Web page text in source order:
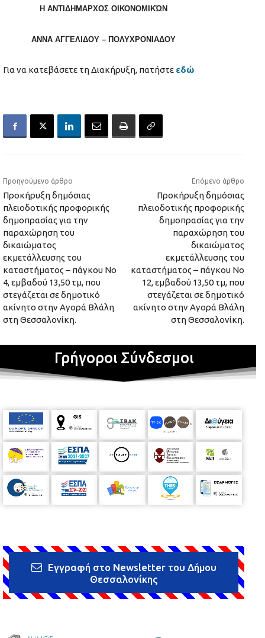
Η ΑΝΤΙΔΗΜΑΡΧΟΣ ΟΙΚΟΝΟΜΙΚΏΝ
ΑΝΝΑ ΑΓΓΕΛΙΔΟΥ – ΠΟΛΥΧΡΟΝΙΑΔΟΥ
Για να κατεβάσετε τη Διακήρυξη, πατήστε εδώ
Προηγούμενο άρθρο
Προκήρυξη δημόσιας
πλειοδοτικής προφορικής
δημοπρασίας για την
παραχώρηση του
δικαιώματος
εκμετάλλευσης του
καταστήματος – πάγκου Νο
4, εμβαδού 13,50 τμ, που
στεγάζεται σε δημοτικό
ακίνητο στην Αγορά Βλάλη
στη Θεσσαλονίκη.
Επόμενο άρθρο
Προκήρυξη δημόσιας
πλειοδοτικής προφορικής
δημοπρασίας για την
παραχώρηση του
δικαιώματος
εκμετάλλευσης του
καταστήματος – πάγκου Νο
12, εμβαδού 13,50 τμ, που
στεγάζεται σε δημοτικό
ακίνητο στην Αγορά Βλάλη
στη Θεσσαλονίκη.
Γρήγοροι Σύνδεσμοι
Εγγραφή στο Newsletter του Δήμου
Θεσσαλονίκης